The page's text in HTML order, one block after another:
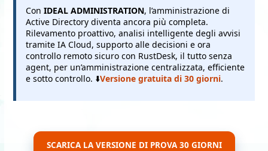
Con IDEAL ADMINISTRATION, l’amministrazione di
Active Directory diventa ancora più completa.
Rilevamento proattivo, analisi intelligente degli avvisi
tramite IA Cloud, supporto alle decisioni e ora
controllo remoto sicuro con RustDesk, il tutto senza
agent, per un’amministrazione centralizzata, efficiente
e sotto controllo. ⬇️Versione gratuita di 30 giorni.
SCARICA LA VERSIONE DI PROVA 30 GIORNI